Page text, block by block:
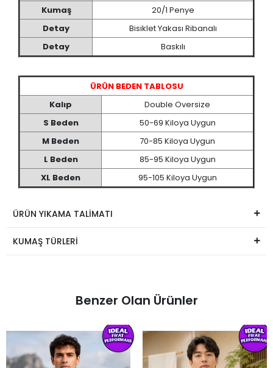
Kumaş
20/1 Penye
Detay
Bisiklet Yakası Ribanalı
Detay
Baskılı
ÜRÜN BEDEN TABLOSU
Kalıp
Double Oversize
S Beden
50-69 Kiloya Uygun
M Beden
70-85 Kiloya Uygun
L Beden
85-95 Kiloya Uygun
XL Beden
95-105 Kiloya Uygun
ÜRÜN YIKAMA TALİMATI
KUMAŞ TÜRLERİ
Benzer Olan Ürünler